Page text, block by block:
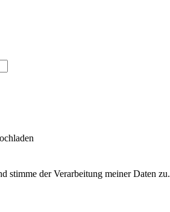
stimme der Verarbeitung meiner Daten zu.